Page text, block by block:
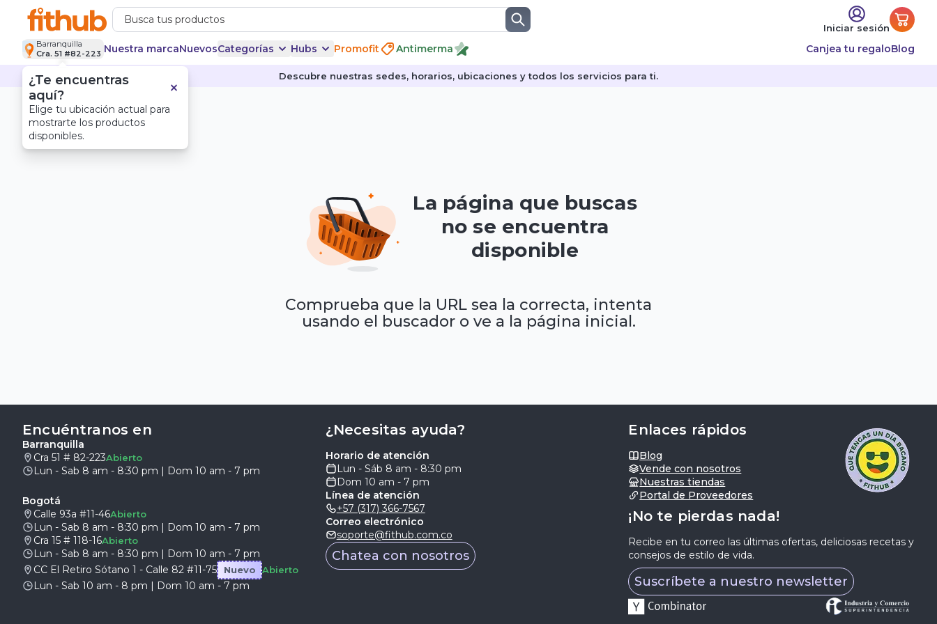
Iniciar sesión
Barranquilla
Cra. 51 #82-223 Nuestra marcaNuevosCategorías Hubs Promofit Antimerma Canjea tu regaloBlog
Descubre nuestras sedes, horarios, ubicaciones y todos los servicios para ti.
La página que buscas
no se encuentra
disponible
Comprueba que la URL sea la correcta, intenta
usando el buscador o ve a la página inicial.
Encuéntranos en
Barranquilla
Cra 51 # 82-223Abierto
Lun - Sab 8 am - 8:30 pm | Dom 10 am - 7 pm
Bogotá
Calle 93a #11-46Abierto
Lun - Sab 8 am - 8:30 pm | Dom 10 am - 7 pm
Cra 15 # 118-16Abierto
Lun - Sab 8 am - 8:30 pm | Dom 10 am - 7 pm
CC El Retiro Sótano 1 - Calle 82 #11-75
Nuevo Abierto
Lun - Sab 10 am - 8 pm | Dom 10 am - 7 pm
Enlaces rápidos
Blog
Vende con nosotros
Nuestras tiendas
Portal de Proveedores
¡No te pierdas nada!
Recibe en tu correo las últimas ofertas, deliciosas recetas y
consejos de estilo de vida.
Suscríbete a nuestro newsletter
¿Necesitas ayuda?
Horario de atención
Lun - Sáb 8 am - 8:30 pm
Dom 10 am - 7 pm
Línea de atención
+57 (317) 366-7567
Correo electrónico
soporte@fithub.com.co
Chatea con nosotros
¿Te encuentras
aquí?
Elige tu ubicación actual para
mostrarte los productos
disponibles.